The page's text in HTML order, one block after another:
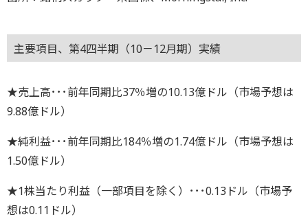
主要項目、第4四半期（10－12月期）実績
★売上高･･･前年同期比37％増の10.13億ドル（市場予想は
9.88億ドル）
★純利益･･･前年同期比184％増の1.74億ドル（市場予想は
1.50億ドル）
★1株当たり利益（一部項目を除く）･･･0.13ドル（市場予
想は0.11ドル）